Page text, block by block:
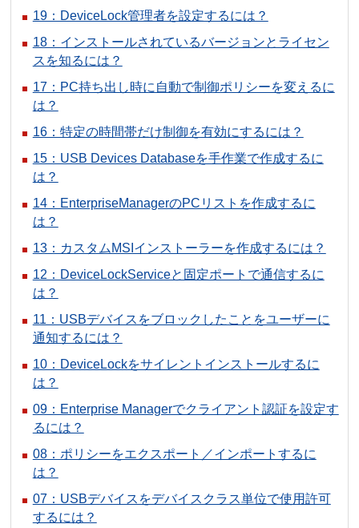
19：DeviceLock管理者を設定するには？
18：インストールされているバージョンとライセン
スを知るには？
17：PC持ち出し時に自動で制御ポリシーを変えるに
は？
16：特定の時間帯だけ制御を有効にするには？
15：USB Devices Databaseを手作業で作成するに
は？
14：EnterpriseManagerのPCリストを作成するに
は？
13：カスタムMSIインストーラーを作成するには？
12：DeviceLockServiceと固定ポートで通信するに
は？
11：USBデバイスをブロックしたことをユーザーに
通知するには？
10：DeviceLockをサイレントインストールするに
は？
09：Enterprise Managerでクライアント認証を設定す
るには？
08：ポリシーをエクスポート／インポートするに
は？
07：USBデバイスをデバイスクラス単位で使用許可
するには？